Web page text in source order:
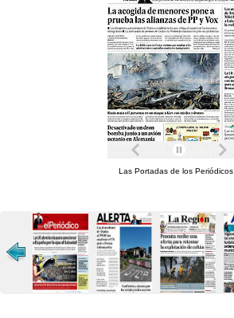
Las Portadas de los Periódicos